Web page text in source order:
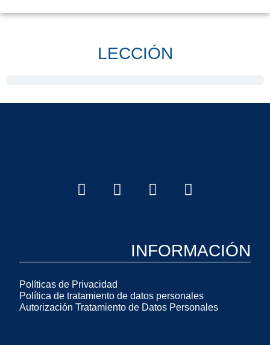
LECCIÓN
INFORMACIÓN
Políticas de Privacidad
Política de tratamiento de datos personales
Autorización Tratamiento de Datos Personales